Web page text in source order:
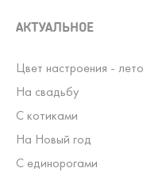
АКТУАЛЬНОЕ
Цвет настроения -
На свадьбу
С котиками
На Новый год
С единорогами